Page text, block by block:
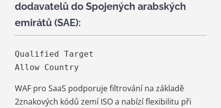
dodavatelů do Spojených arabských
emirátů (SAE):
Qualified Target
Allow Country
WAF pro SaaS podporuje filtrování na základě
2znakových kódů zemí ISO a nabízí flexibilitu při